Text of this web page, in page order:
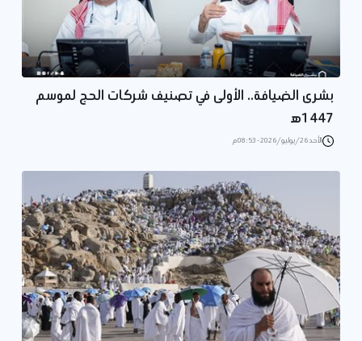
بشرى الضيافة.. الأولى في تصنيف شركات الحج لموسم
1447ه‍
الأحد 26/يوليو/2026 - 08:53 م